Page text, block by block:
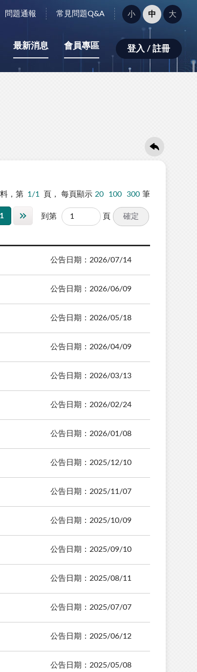
問題通報 常見問題Q&A
字
型
小：
小 中 大
最新消息 會員專區 登入 / 註冊
，第 1/1 頁， 每頁顯示 20 100 300 筆
1 到第 頁 確定
公告日期：2026/07/14
公告日期：2026/06/09
公告日期：2026/05/18
公告日期：2026/04/09
公告日期：2026/03/13
公告日期：2026/02/24
公告日期：2026/01/08
公告日期：2025/12/10
公告日期：2025/11/07
公告日期：2025/10/09
公告日期：2025/09/10
公告日期：2025/08/11
公告日期：2025/07/07
公告日期：2025/06/12
公告日期：2025/05/08